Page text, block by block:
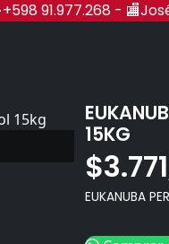
91.977.268 - 🏬José
15KG
$
EUKANUBA